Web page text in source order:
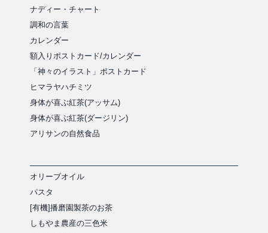
ナディー・チャート
調和の言葉
カレンダー
額入りポストカード/カレンダー
「神々のイラスト」ポストカード
ヒマラヤハチミツ
身体が喜ぶ紅茶(アッサム)
身体が喜ぶ紅茶(ダージリン)
アリサンの自然食品
オリーブオイル
パスタ
[有機]播磨園製茶のお茶
しもやま農産の三色米